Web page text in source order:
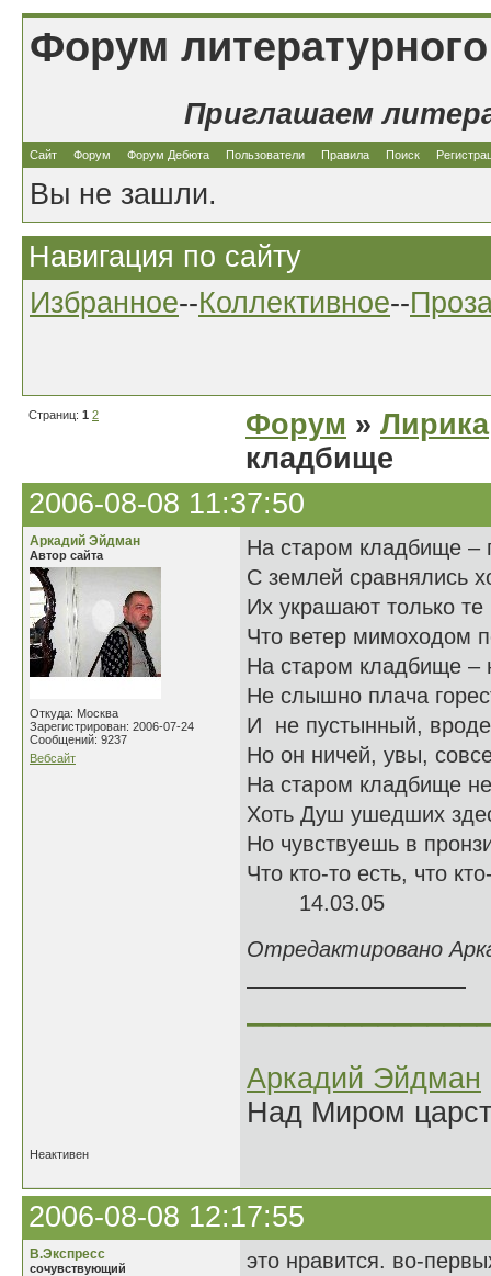
Форум
Приглашаем
Сайт Форум Форум Дебюта Пользователи Правила Поиск
Вы не зашли.
Навигация по сайту
Избранное--Коллективное--
Страниц: 1 2 Форум » Лирика
кладбище
2006-08-08 11:37:50
Аркадий Эйдман
Автор сайта
Откуда: Москва
Зарегистрирован: 2006-07-24
Сообщений: 9237
Вебсайт
На старом кладбище –
С землей сравнялись
Их украшают только те
Что ветер мимоходом
На старом кладбище –
Не слышно плача
И не пустынный,
Но он ничей, увы,
На старом кладбище
Хоть Душ ушедших
Но чувствуешь в
Что кто-то есть, что
14.03.05
Отредактировано
Аркадий Эйдман
Над Миром
Неактивен
2006-08-08 12:17:55
В.Экспресс
сочувствующий
это нравится. во-